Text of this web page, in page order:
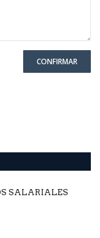
CONFIRMAR
SALARIALES